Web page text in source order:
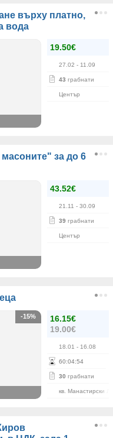
върху платно,
вода
19.50€
27.02 - 11.09
43 грабнати
Център
за до 6
43.52€
21.11 - 30.09
39 грабнати
Център
16.15€
19.00€
18.01 - 16.08
60:04:53
30 грабнати
кв. Манастирски
-15%